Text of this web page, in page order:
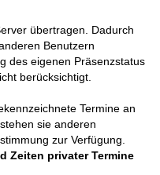
übertragen. Dadurch
Benutzern
des eigenen Präsenzstatus
berücksichtigt.
Termine an
sie anderen
zur Verfügung.
Zeiten privater Termine